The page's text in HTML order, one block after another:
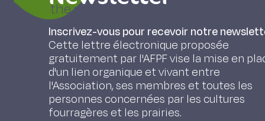
the wave's propagation is slowed
unfavourable to water voles, such
areas.
Berthier K., Giraudoux P., Foltête J.-C.
pullulations de campagnols terrestres,
Inscrivez-vous pour recevoir notre
Cette lettre électronique proposée
gratuitement par l'AFPF vise la mise en
d'un lien organique et vivant entre
l'Association, ses membres et toutes les
personnes concernées par les cultures
fourragères et les prairies.